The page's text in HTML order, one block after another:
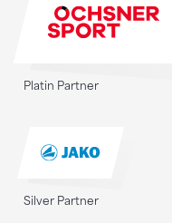
Platin Partner
Silver Partner